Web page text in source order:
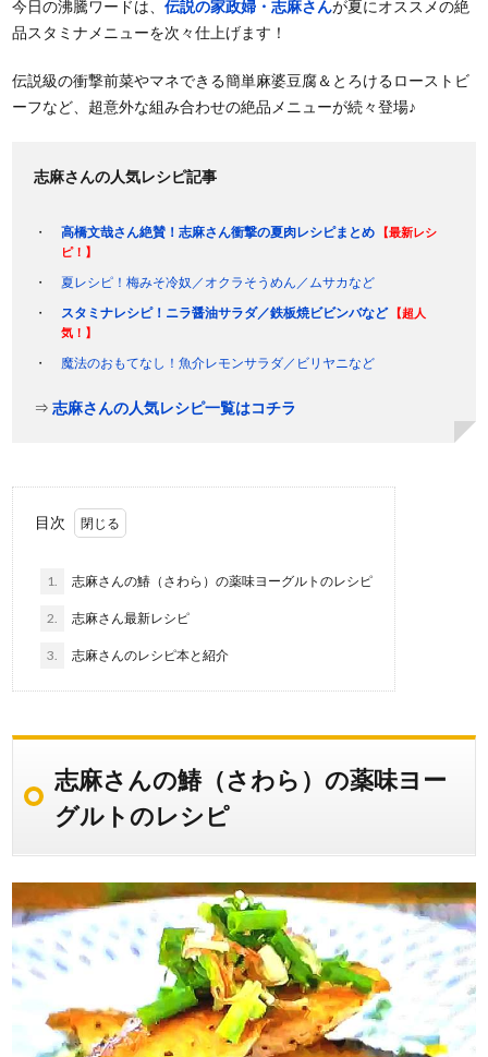
今日の沸騰ワードは、伝説の家政婦・志麻さんが夏にオススメの絶
品スタミナメニューを次々仕上げます！
伝説級の衝撃前菜やマネできる簡単麻婆豆腐＆とろけるローストビ
ーフなど、超意外な組み合わせの絶品メニューが続々登場♪
志麻さんの人気レシピ記事
高橋文哉さん絶賛！志麻さん衝撃の夏肉レシピまとめ
【最新レシ
ピ！】
夏レシピ！梅みそ冷奴／オクラそうめん／ムサカなど
スタミナレシピ！ニラ醤油サラダ／鉄板焼ビビンバなど
【超人
気！】
魔法のおもてなし！魚介レモンサラダ／ビリヤニなど
⇒志麻さんの人気レシピ一覧はコチラ
目次
1. 志麻さんの鰆（さわら）の薬味ヨーグルトのレシピ
2. 志麻さん最新レシピ
3. 志麻さんのレシピ本と紹介
志麻さんの鰆（さわら）の薬味ヨー
グルトのレシピ